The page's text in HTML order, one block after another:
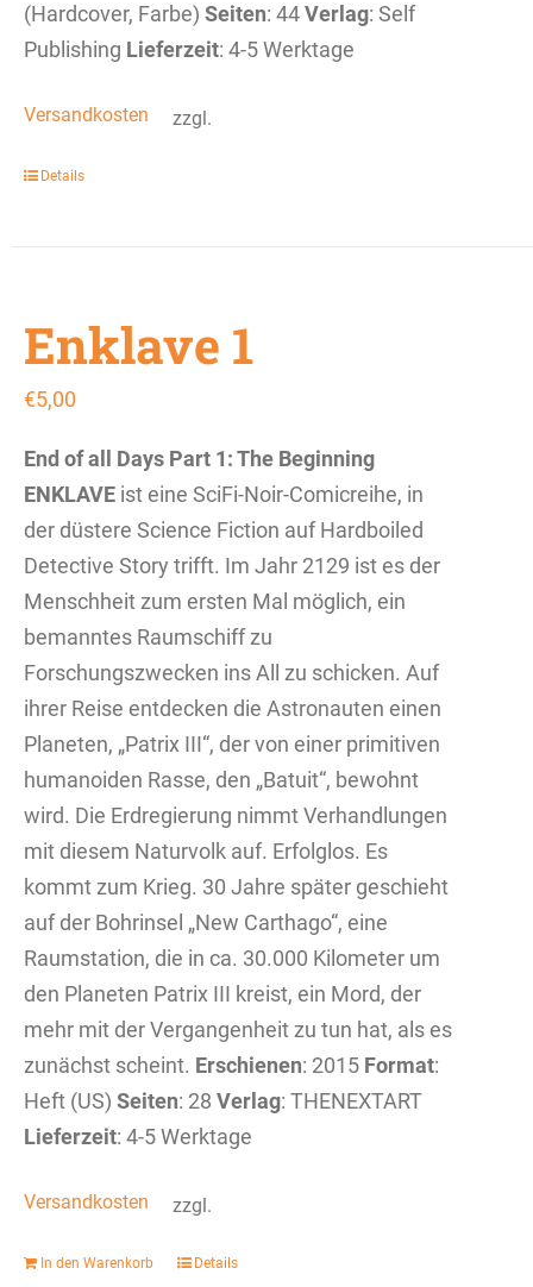
(Hardcover, Farbe) Seiten: 44Verlag: Self
Publishing Lieferzeit: 4-5 Werktage
zzgl.
Versandkosten
Details
Enklave 1
€5,00
End of all Days Part 1: The Beginning
ENKLAVE ist eine SciFi-Noir-Comicreihe, in
der düstere Science Fiction auf Hardboiled
Detective Story trifft. Im Jahr 2129 ist es der
Menschheit zum ersten Mal möglich, ein
bemanntes Raumschiff zu
Forschungszwecken ins All zu schicken. Auf
ihrer Reise entdecken die Astronauten einen
Planeten, „Patrix III“, der von einer primitiven
humanoiden Rasse, den „Batuit“, bewohnt
wird. Die Erdregierung nimmt Verhandlungen
mit diesem Naturvolk auf. Erfolglos. Es
kommt zum Krieg. 30 Jahre später geschieht
auf der Bohrinsel „New Carthago“, eine
Raumstation, die in ca. 30.000 Kilometer um
den Planeten Patrix III kreist, ein Mord, der
mehr mit der Vergangenheit zu tun hat, als es
zunächst scheint. Erschienen: 2015 Format:
Heft (US) Seiten: 28 Verlag: THENEXTART
Lieferzeit: 4-5 Werktage
zzgl.
Versandkosten
In den Warenkorb Details